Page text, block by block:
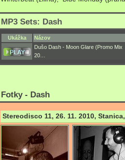
MP3 Sets: Dash
Ukážka
Názov
Dušo Dash - Moon Glare (Promo Mix
20…
Fotky - Dash
Stereodisco 11, 26. 11. 2010,